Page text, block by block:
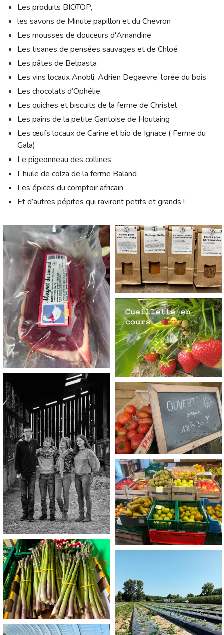
Les produits BIOTOP,
les savons de Minute papillon et du Chevron
Les mousses de douceurs d'Amandine
Les tisanes de pensées sauvages et de Chloé
Les pâtes de Belpasta
Les vins locaux Anobli, Adrien Degaevre, l’orée du bois
Les chocolats d’Ophélie
Les quiches et biscuits de la ferme de Christel
Les pains de la petite Gantoise de Houtaing
Les œufs locaux de Carine et bio de Ignace ( Ferme du
Gala)
Le pigeonneau des collines
L’huile de colza de la ferme Baland
Les épices du comptoir africain
Et d’autres pépites qui raviront petits et grands !